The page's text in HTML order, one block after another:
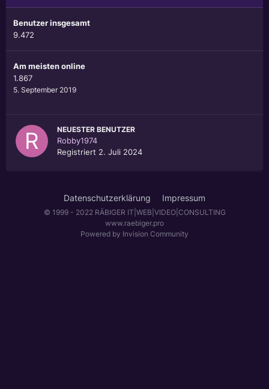
Benutzer insgesamt
9.472
Am meisten online
1.867
5. September 2019
NEUESTER BENUTZER
Robby1974
Registriert 2. Juli 2024
Datenschutzerklärung Impressum
© 1999 - 2022 RÄBIGER IT|WEB|VIDEO|CONSULTING
www.raebiger.pro
Powered by Invision Community